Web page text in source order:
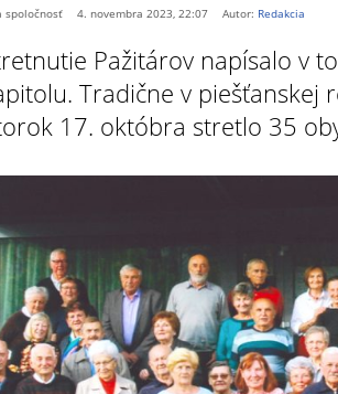
spoločnosť 4. novembra 2023, 22:07 Autor: Redakcia
Pažitárov napísalo v
Tradične v piešťanskej
17. októbra stretlo 35